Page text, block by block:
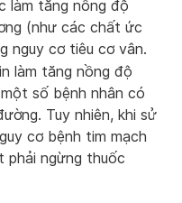
làm tăng nồng độ
(như các chất ức
nguy cơ tiêu cơ vân.
làm tăng nồng độ
số bệnh nhân có
Tuy nhiên, khi sử
cơ bệnh tim mạch
phải ngừng thuốc